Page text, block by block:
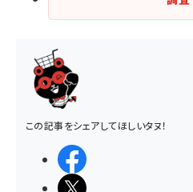
この記事をシェアしてほしいタヌ！